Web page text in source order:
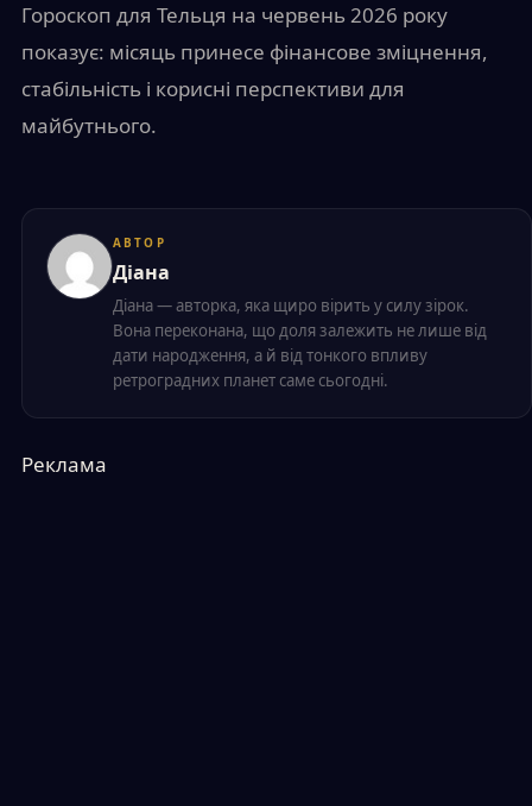
Гороскоп для Тельця на червень 2026 року
показує: місяць принесе фінансове зміцнення,
стабільність і корисні перспективи для
майбутнього.
АВТОР
Діана
Діана — авторка, яка щиро вірить у силу зірок.
Вона переконана, що доля залежить не лише від
дати народження, а й від тонкого впливу
ретроградних планет саме сьогодні.
Реклама